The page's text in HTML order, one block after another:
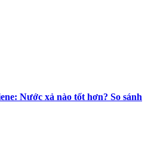
Nước xả nào tốt hơn? So sánh